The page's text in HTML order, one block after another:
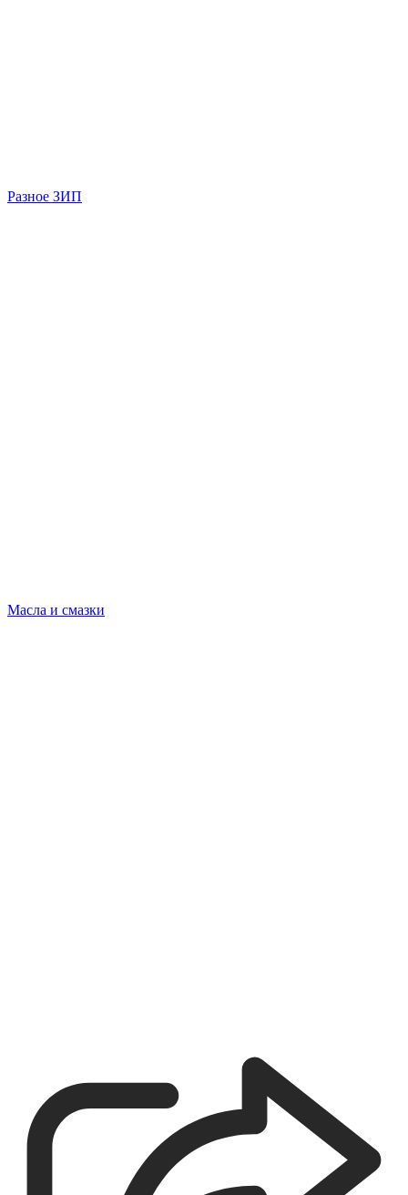
Разное ЗИП
Масла и смазки